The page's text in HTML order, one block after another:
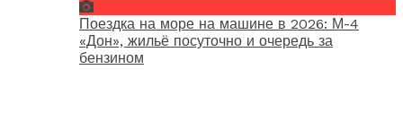
Поездка на море на машине в 2026: М-4
«Дон», жильё посуточно и очередь за
бензином